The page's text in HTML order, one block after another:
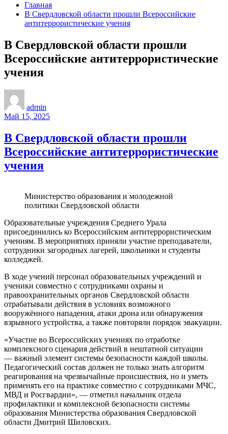
Главная
В Свердловской области прошли Всероссийские
антитеррористические учения
В Свердловской области прошли
Всероссийские антитеррористические
учения
admin
Май 15, 2025
В Свердловской области прошли
Всероссийские антитеррористические
учения
Министерство образования и молодежной
политики Свердловской области
Образовательные учреждения Среднего Урала
присоединились ко Всероссийским антитеррористическим
учениям. В мероприятиях приняли участие преподаватели,
сотрудники загородных лагерей, школьники и студенты
колледжей.
В ходе учений персонал образовательных учреждений и
ученики совместно с сотрудниками охраны и
правоохранительных органов Свердловской области
отрабатывали действия в условиях возможного
вооружённого нападения, атаки дрона или обнаружения
взрывного устройства, а также повторяли порядок эвакуации.
«Участие во Всероссийских учениях по отработке
комплексного сценария действий в нештатной ситуации
— важный элемент системы безопасности каждой школы.
Педагогический состав должен не только знать алгоритм
реагирования на чрезвычайные происшествия, но и уметь
применять его на практике совместно с сотрудниками МЧС,
МВД и Росгвардии», — отметил начальник отдела
профилактики и комплексной безопасности системы
образования Министерства образования Свердловской
области Дмитрий Шиловских.